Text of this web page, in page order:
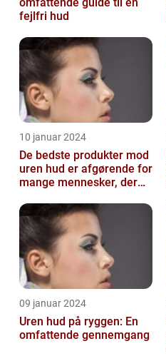
fejlfri hud
10 januar 2024
De bedste produkter mod
uren hud er afgørende for
mange mennesker, der
almindelige hu...
09 januar 2024
Uren hud på ryggen: En
omfattende gennemgang